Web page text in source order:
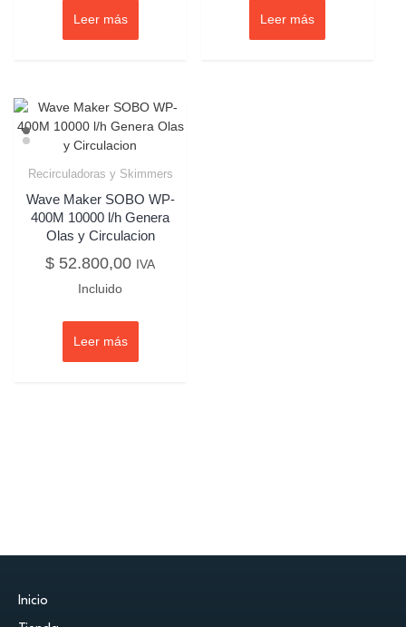
Leer más Leer más
Recirculadoras y Skimmers
Wave Maker SOBO WP-
400M 10000 l/h Genera
Olas y Circulacion
$ 52.800,00 IVA
Incluido
Leer más
Inicio